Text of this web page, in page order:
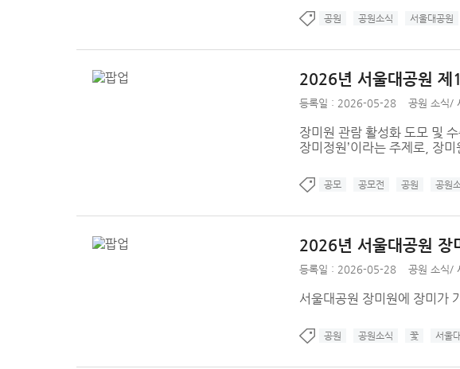
공원 공원소식 서울대공원
2026년 서울대공원 제
등록일 : 2026-05-28 공원 소식/
장미원 관람 활성화 도모 및
장미정원’이라는 주제로, 장
공모 공모전 공원 공원
2026년 서울대공원 장
등록일 : 2026-05-28 공원 소식/
서울대공원 장미원에 장미가
공원 공원소식 꽃 서울